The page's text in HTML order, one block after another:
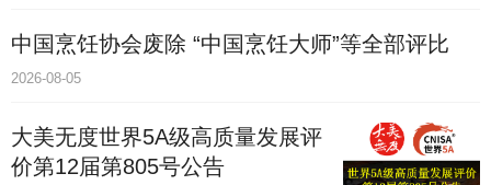
中国烹饪协会废除 “中国烹饪大师”等全部评比
2026-08-05
大美无度世界5A级高质量发展评
价第12届第805号公告